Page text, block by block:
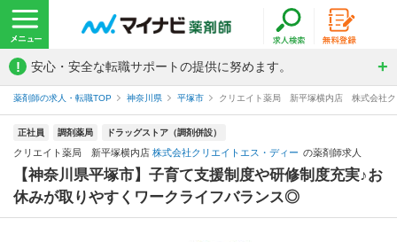
! 安心・安全な転職サポートの提供に努めます。
薬剤師の求人・転職TOP 神奈川県 平塚市 クリエイト薬局 新平塚横内店 株式会社ク
正社員 調剤薬局 ドラッグストア（調剤併設）
クリエイト薬局 新平塚横内店 株式会社クリエイトエス・ディー の薬剤師求人
【神奈川県平塚市】子育て支援制度や研修制度充実♪お
休みが取りやすくワークライフバランス◎